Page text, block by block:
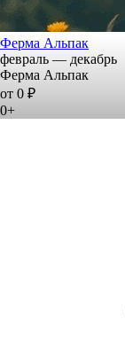
Ферма Альпак
февраль — декабрь
Ферма Альпак
от 0 ₽
0+